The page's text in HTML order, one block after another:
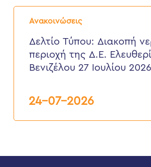
2026Ανακοινώσεις
Δελτίο
Τύπου:
νερού
περιοχή
2026
Δελτίο Τύπου: Διακοπή
περιοχή της Δ.Ε.
Βενιζέλου 27 Ιουλίου 2026
24-07-2026